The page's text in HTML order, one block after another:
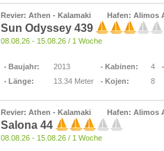
Revier: Athen - Kalamaki Hafen: Alimos
Sun Odyssey 439
08.08.26 - 15.08.26 / 1 Woche
Baujahr:
2013
Länge:
13.34 Meter
Kabinen:
4
Kojen:
8
Revier: Athen - Kalamaki Hafen: Alimos
Salona 44
08.08.26 - 15.08.26 / 1 Woche